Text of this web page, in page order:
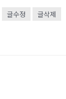
글수정 글삭제